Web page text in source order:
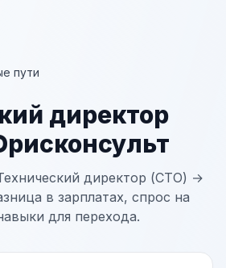
пути
директор
директор (CTO) →
в зарплатах, спрос на
для перехода.